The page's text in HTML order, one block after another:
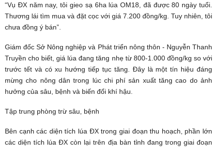
“Vụ ĐX năm nay, tôi gieo sạ 6ha lúa OM18, đã được 80 ngày tuổi.
Thương lái tìm mua và đặt cọc với giá 7.200 đồng/kg. Tuy nhiên, tôi
chưa đồng ý bán”.
Giám đốc Sở Nông nghiệp và Phát triển nông thôn - Nguyễn Thanh
Truyền cho biết, giá lúa đang tăng nhẹ từ 800-1.000 đồng/kg so với
trước tết và có xu hướng tiếp tục tăng. Đây là một tín hiệu đáng
mừng cho nông dân trong lúc chi phí sản xuất tăng cao do ảnh
hưởng của sâu, bệnh và biến đổi khí hậu.
Tập trung phòng trừ sâu, bệnh
Bên cạnh các diện tích lúa ĐX trong giai đoạn thu hoạch, phần lớn
các diện tích lúa ĐX còn lại trên địa bàn tỉnh đang trong giai đoạn